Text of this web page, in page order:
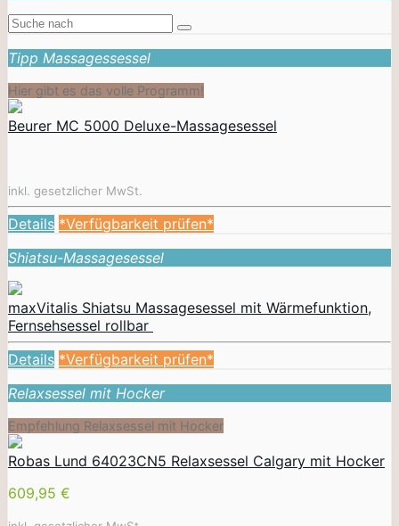
Tipp Massagessessel
Hier gibt es das volle Programm!
Beurer MC 5000 Deluxe-Massagesessel
inkl. gesetzlicher MwSt.
Details *Verfügbarkeit prüfen*
Shiatsu-Massagesessel
maxVitalis Shiatsu Massagesessel mit Wärmefunktion,
Fernsehsessel rollbar
Details *Verfügbarkeit prüfen*
Relaxsessel mit Hocker
Empfehlung Relaxsessel mit Hocker
Robas Lund 64023CN5 Relaxsessel Calgary mit Hocker
609,95 €